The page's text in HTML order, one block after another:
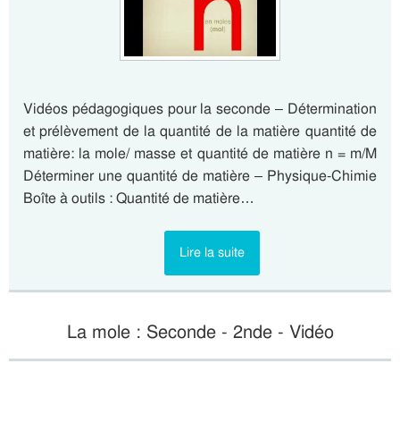
Vidéos pédagogiques pour la seconde – Détermination
et prélèvement de la quantité de la matière quantité de
matière: la mole/ masse et quantité de matière n = m/M
Déterminer une quantité de matière – Physique-Chimie
Boîte à outils : Quantité de matière…
Lire la suite
La mole : Seconde - 2nde - Vidéo